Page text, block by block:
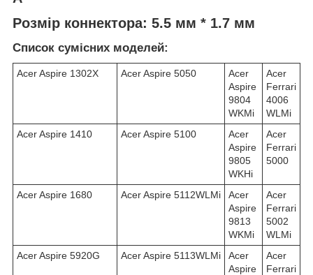
Розмір коннектора: 5.5 мм * 1.7 мм
Список сумісних моделей:
Acer Aspire 1302X Acer Aspire 5050
Acer
Aspire
9804
WKMi
Acer
Ferrari
4006
WLMi
Acer Aspire 1410
Acer Aspire 5100
Acer
Aspire
9805
WKHi
Acer
Ferrari
5000
Acer Aspire 1680 Acer Aspire 5112WLMi
Acer
Aspire
9813
WKMi
Acer
Ferrari
5002
WLMi
Acer Aspire 5920G
Acer Aspire 5113WLMi
Acer
Aspire
Acer
Ferrari